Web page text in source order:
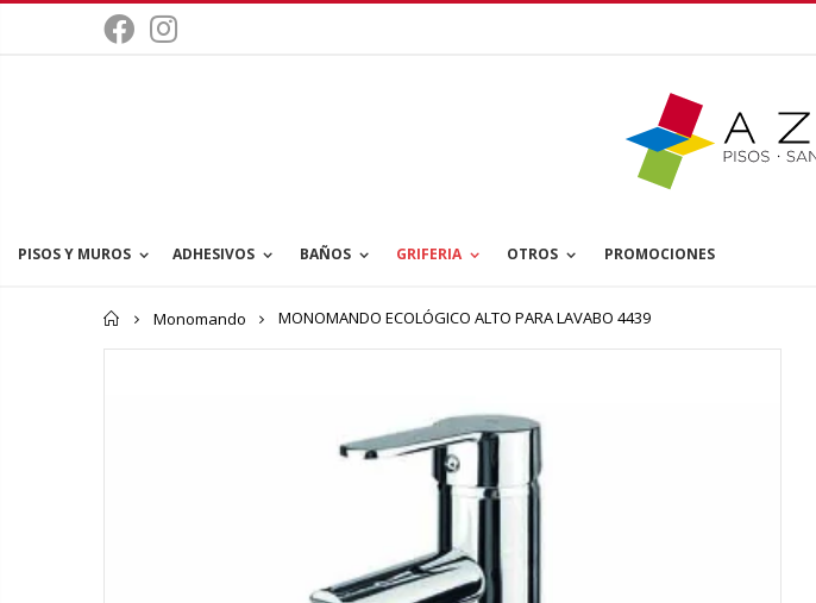
PISOS Y MUROS ADHESIVOS BAÑOS GRIFERIA OTROS PROMOCIONES
Inicio
Monomando MONOMANDO ECOLÓGICO ALTO PARA LAVABO 4439